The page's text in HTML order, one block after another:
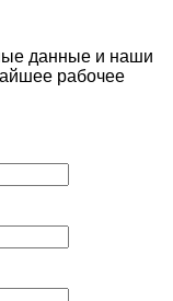
данные и наши
рабочее